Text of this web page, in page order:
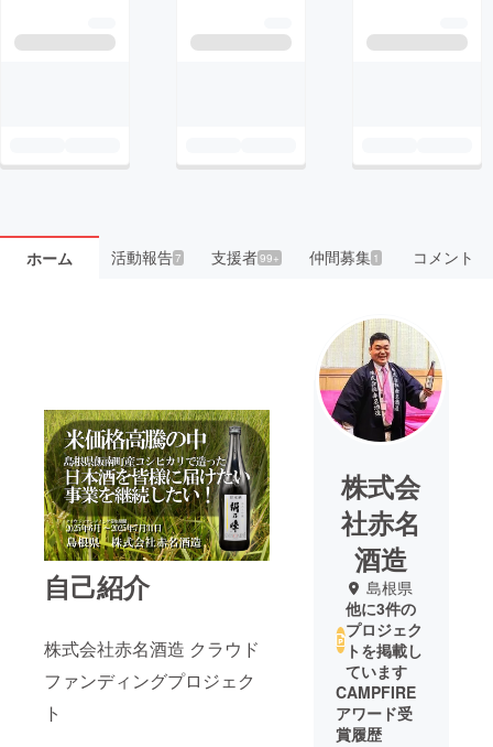
ホーム 活動報告7 支援者99+ 仲間募集 1 コメント
自己紹介
株式会社赤名酒造 クラウド
ファンディングプロジェク
ト
株式会
社赤名
酒造
島根県
他に3件の
プロジェク
トを掲載し
ています
CAMPFIRE
アワード受
賞履歴